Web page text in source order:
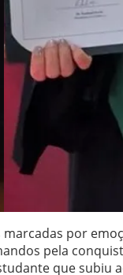
por
pela
que